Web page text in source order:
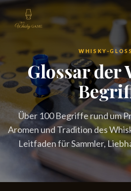
WHISKY-
Glossar der
Über 100 Begriffe rund um
Aromen und Tradition des
Leitfaden für Sammler,